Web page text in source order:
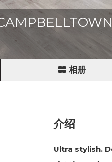
相册
介绍
Ultra stylish.